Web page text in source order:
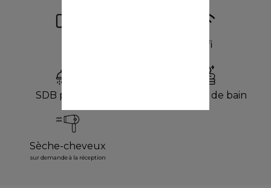
Wifi
SDB privative Serviettes de bain
Sèche-cheveux
sur demande à la réception